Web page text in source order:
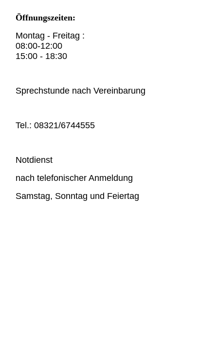
Öffnungszeiten:
Montag - Freitag :
08:00-12:00
15:00 - 18:30
Sprechstunde nach Vereinbarung
Tel.: 08321/6744555
Notdienst
nach telefonischer Anmeldung
Samstag, Sonntag und Feiertag